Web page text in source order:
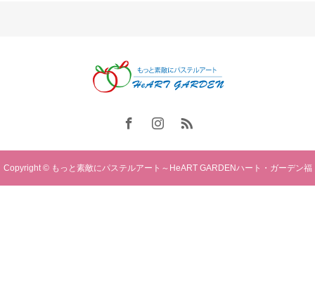
Copyright © もっと素敵にパステルアート～HeART GARDENハート・ガーデン福